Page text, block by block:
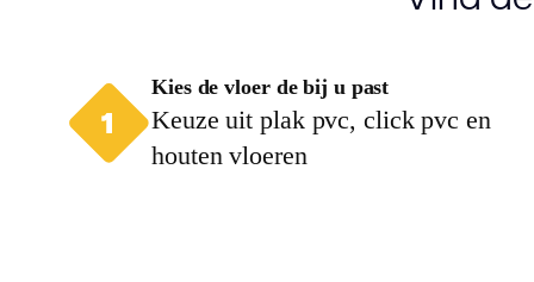
Kies de vloer de bij u past
Keuze uit plak pvc, click pvc en
houten vloeren